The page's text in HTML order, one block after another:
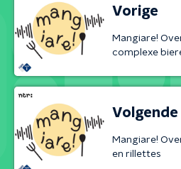
Vorige
Mangiare!
complexe
Volgende
Mangiare!
en rillettes